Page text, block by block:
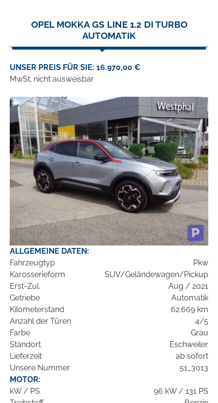
OPEL MOKKA GS LINE 1.2 DI TURBO
AUTOMATIK
UNSER PREIS FÜR SIE: 16.970,00 €
MwSt. nicht ausweisbar
ALLGEMEINE DATEN:
Fahrzeugtyp
Pkw
Karosserieform
SUV/Geländewagen/Pickup
Erst-Zul.
Aug / 2021
Getriebe
Automatik
Kilometerstand
62.669 km
Anzahl der Türen
4/5
Farbe
Grau
Standort
Eschweiler
Lieferzeit
ab sofort
Unsere Nummer
51_3013
MOTOR:
kW / PS
96 kW / 131 PS